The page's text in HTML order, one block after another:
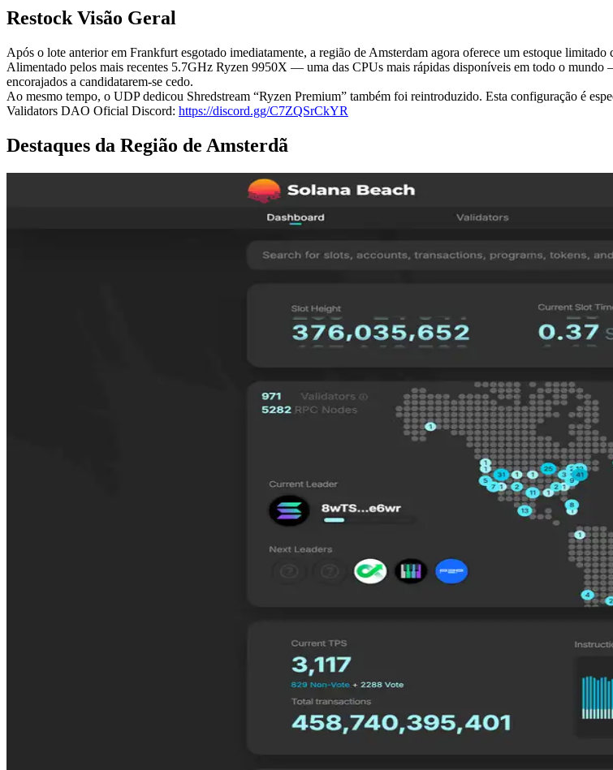
Restock Visão Geral
Após o lote anterior em Frankfurt esgotado imediatamente, a região de Amsterdam agora oferece um estoque
Alimentado pelos mais recentes 5.7GHz Ryzen 9950X — uma das CPUs mais rápidas disponíveis em todo o mundo
encorajados a candidatarem-se cedo.
Ao mesmo tempo, o UDP dedicou Shredstream “Ryzen Premium” também foi reintroduzido. Esta configuração é
Validators DAO Oficial Discord: https://discord.gg/C7ZQSrCkYR
Destaques da Região de Amsterdã